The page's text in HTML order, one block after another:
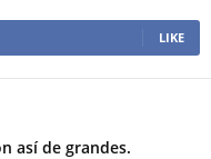
LIKE
así de grandes.